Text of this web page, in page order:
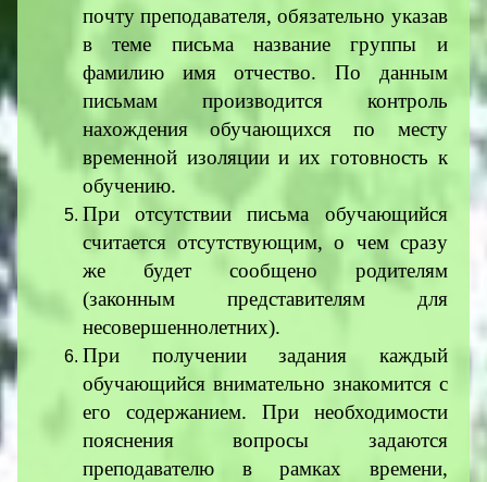
почту преподавателя, обязательно указав
в теме письма название группы и
фамилию имя отчество. По данным
письмам производится контроль
нахождения обучающихся по месту
временной изоляции и их готовность к
обучению.
При отсутствии письма обучающийся
считается отсутствующим, о чем сразу
же будет сообщено родителям
(законным представителям для
несовершеннолетних).
При получении задания каждый
обучающийся внимательно знакомится с
его содержанием. При необходимости
пояснения вопросы задаются
преподавателю в рамках времени,